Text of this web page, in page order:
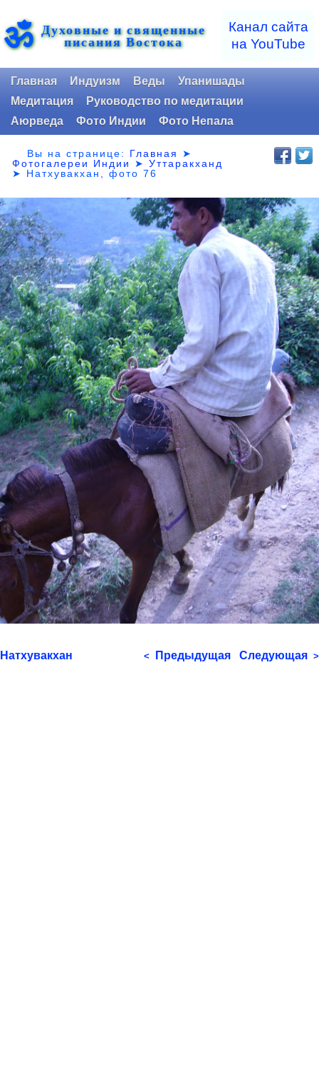
ॐ Духовные и священные
писания Востока
Канал сайта
на YouTube
Главная Индуизм Веды
Упанишады
Медитация
Руководство по медитации
Аюрведа
Фото Индии Фото Непала
Вы на странице: Главная
➤
Фотогалереи Индии
➤Уттаракханд
➤ Натхувакхан, фото 76
Натхувакхан < Предыдущая Следующая >